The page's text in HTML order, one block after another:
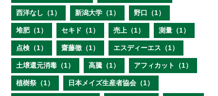
西洋なし（1） 新潟大学（1） 野口（1）
堆肥（1） セキド（1） 売上（1） 測量（1）
点検（1） 齋藤徹（1） エスディーエス（1）
土壌還元消毒（1） 高騰（1） アフィカット（1）
植樹祭（1） 日本メイズ生産者協会（1）